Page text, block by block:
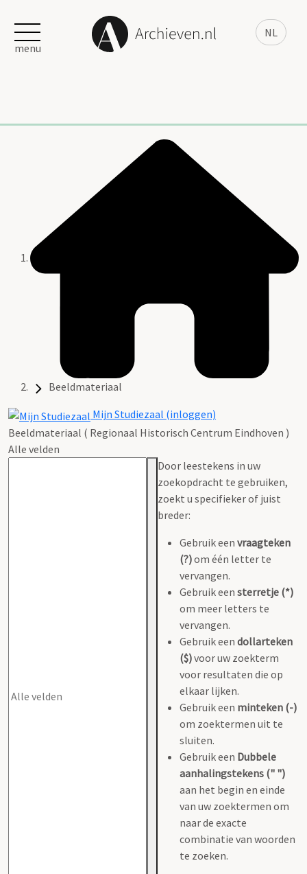
NL
menu
Beeldmateriaal
Mijn Studiezaal (inloggen)
Beeldmateriaal ( Regionaal Historisch Centrum Eindhoven )
Alle velden
Door leestekens in uw
zoekopdracht te gebruiken,
zoekt u specifieker of juist
breder:
Gebruik een vraagteken
(?)om één letter te
vervangen.
Gebruik een sterretje (*)
om meer letters te
vervangen.
Gebruik een dollarteken
($)voor uw zoekterm
voor resultaten die op
elkaar lijken.
Gebruik een minteken (-)
om zoektermen uit te
sluiten.
Gebruik een Dubbele
aanhalingstekens (" ")
aan het begin en einde
van uw zoektermen om
naar de exacte
combinatie van woorden
te zoeken.